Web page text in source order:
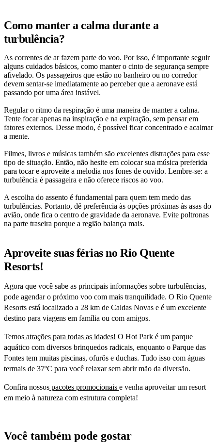
Como manter a calma durante a
turbulência?
As correntes de ar fazem parte do voo. Por isso, é importante seguir
alguns cuidados básicos, como manter o cinto de segurança sempre
afivelado. Os passageiros que estão no banheiro ou no corredor
devem sentar-se imediatamente ao perceber que a aeronave está
passando por uma área instável.
Regular o ritmo da respiração é uma maneira de manter a calma.
Tente focar apenas na inspiração e na expiração, sem pensar em
fatores externos. Desse modo, é possível ficar concentrado e acalmar
a mente.
Filmes, livros e músicas também são excelentes distrações para esse
tipo de situação. Então, não hesite em colocar sua música preferida
para tocar e aproveite a melodia nos fones de ouvido. Lembre-se: a
turbulência é passageira e não oferece riscos ao voo.
A escolha do assento é fundamental para quem tem medo das
turbulências. Portanto, dê preferência às opções próximas às asas do
avião, onde fica o centro de gravidade da aeronave. Evite poltronas
na parte traseira porque a região balança mais.
Aproveite suas férias no Rio Quente
Resorts!
Agora que você sabe as principais informações sobre turbulências,
pode agendar o próximo voo com mais tranquilidade. O Rio Quente
Resorts está localizado a 28 km de Caldas Novas e é um excelente
destino para viagens em família ou com amigos.
Temos atrações para todas as idades! O Hot Park é um parque
aquático com diversos brinquedos radicais, enquanto o Parque das
Fontes tem muitas piscinas, ofurôs e duchas. Tudo isso com águas
termais de 37ºC para você relaxar sem abrir mão da diversão.
Confira nossos pacotes promocionais e venha aproveitar um resort
em meio à natureza com estrutura completa!
Você também pode gostar